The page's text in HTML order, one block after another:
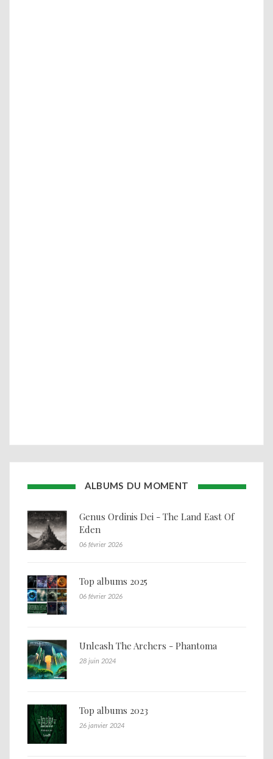
ALBUMS DU MOMENT
Genus Ordinis Dei - The Land East Of
Eden
06 février 2026
Top albums 2025
06 février 2026
Unleash The Archers - Phantoma
28 juin 2024
Top albums 2023
26 janvier 2024